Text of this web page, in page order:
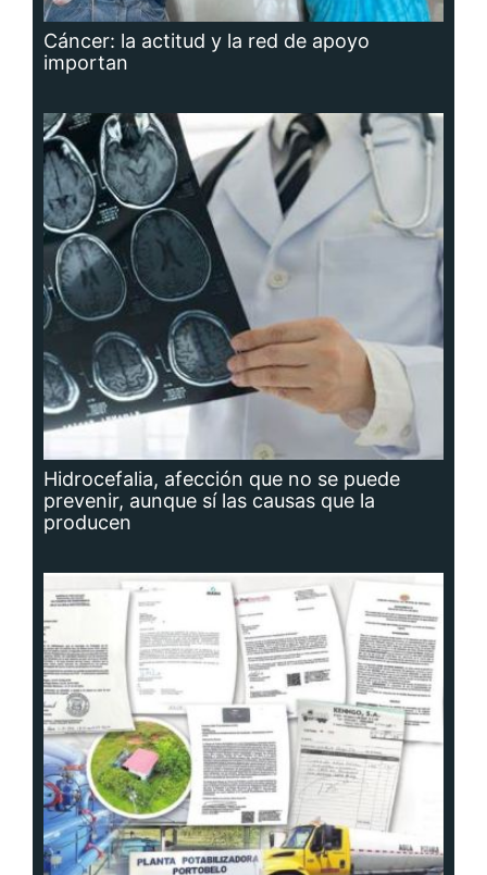
Cáncer: la actitud y la red de apoyo
importan
Hidrocefalia, afección que no se puede
prevenir, aunque sí las causas que la
producen